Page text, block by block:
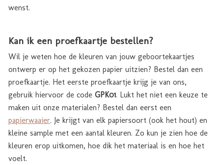
wenst.
Kan ik een proefkaartje bestellen?
Wil je weten hoe de kleuren van jouw geboortekaartjes
ontwerp er op het gekozen papier uitzien? Bestel dan een
proefkaartje. Het eerste proefkaartje krijg je van ons,
gebruik hiervoor de code GPK01. Lukt het niet een keuze te
maken uit onze materialen? Bestel dan eerst een
papierwaaier. Je krijgt van elk papiersoort (ook het hout) en
kleine sample met een aantal kleuren. Zo kun je zien hoe de
kleuren erop uitkomen, hoe dik het materiaal is en hoe het
voelt.